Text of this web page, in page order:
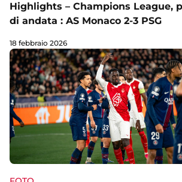
Highlights – Champions League,
di andata : AS Monaco 2-3 PSG
18 febbraio 2026